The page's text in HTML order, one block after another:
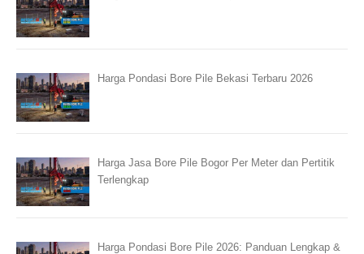
Harga Pondasi Bore Pile Bekasi Terbaru 2026
Harga Jasa Bore Pile Bogor Per Meter dan Pertitik
Terlengkap
Harga Pondasi Bore Pile 2026: Panduan Lengkap &